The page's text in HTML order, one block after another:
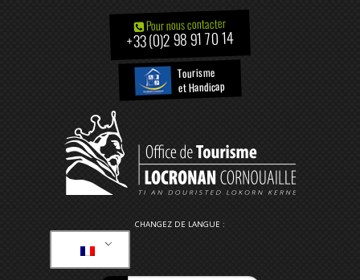
Pour nous contacter
+33 (0)2 98 91 70 14
Tourisme
et Handicap
CHANGEZ DE LANGUE :